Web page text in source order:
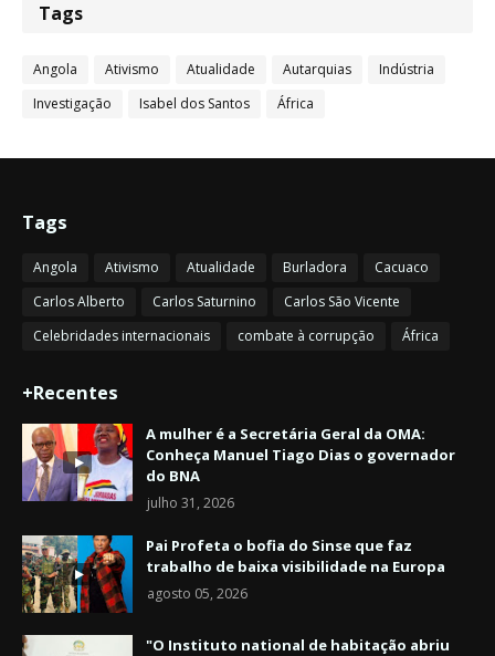
Tags
Angola Ativismo Atualidade Autarquias
Indústria
Investigação
Isabel dos Santos África
Tags
Angola Ativismo Atualidade Burladora
Cacuaco
Carlos Alberto
Carlos Saturnino
Carlos São Vicente
Celebridades internacionais
combate à corrupção África
+Recentes
A mulher é a Secretária Geral da OMA:
Conheça Manuel Tiago Dias o governador
do BNA
julho 31, 2026
Pai Profeta o bofia do Sinse que faz
trabalho de baixa visibilidade na Europa
agosto 05, 2026
"O Instituto national de habitação abriu